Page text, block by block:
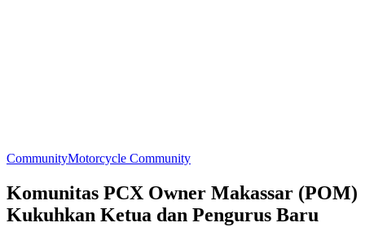
CommunityMotorcycle Community
Komunitas PCX Owner Makassar (POM)
Kukuhkan Ketua dan Pengurus Baru